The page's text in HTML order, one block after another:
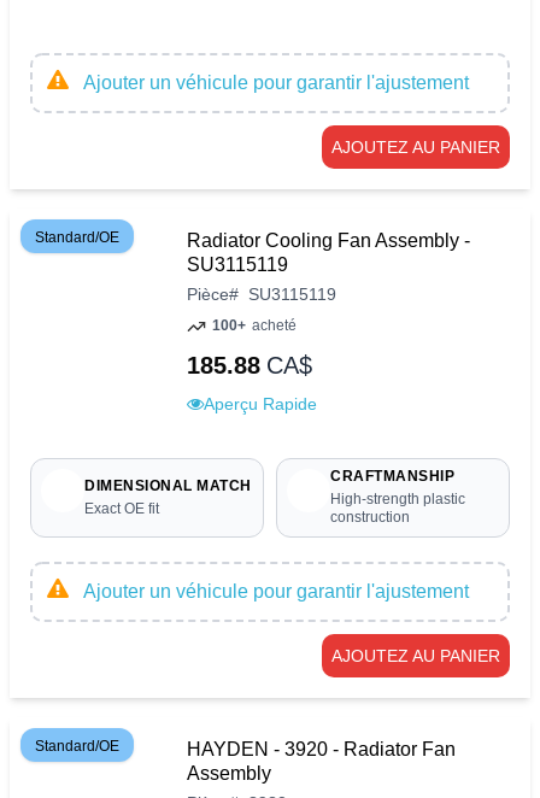
Ajouter un véhicule pour garantir l'ajustement
AJOUTEZ AU PANIER
Standard/OE
Radiator Cooling Fan Assembly -
SU3115119
Pièce# SU3115119
100+ acheté
185.88 CA$
Aperçu Rapide
DIMENSIONAL MATCH
Exact OE fit
CRAFTMANSHIP
High-strength plastic
construction
Ajouter un véhicule pour garantir l'ajustement
AJOUTEZ AU PANIER
Standard/OE
HAYDEN - 3920 - Radiator Fan
Assembly